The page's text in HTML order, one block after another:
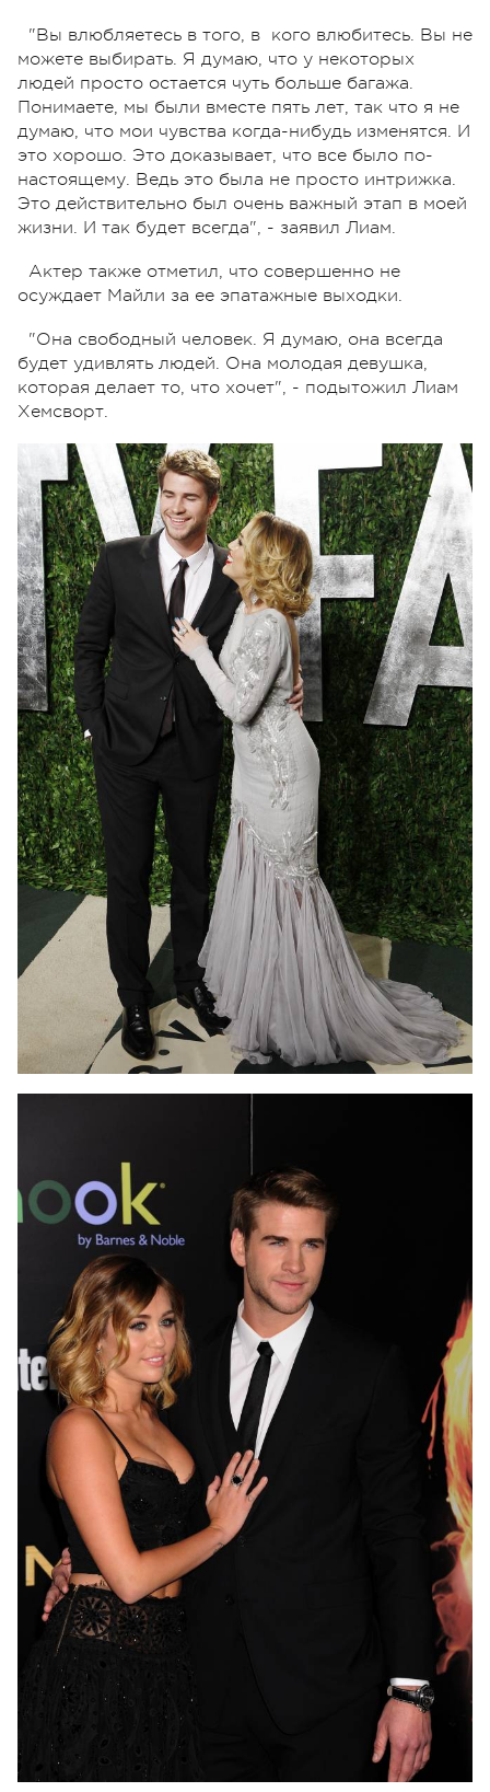
"Вы влюбляетесь в того, в кого влюбитесь. Вы не
можете выбирать. Я думаю, что у некоторых
людей просто остается чуть больше багажа.
Понимаете, мы были вместе пять лет, так что я не
думаю, что мои чувства когда-нибудь изменятся. И
это хорошо. Это доказывает, что все было по-
настоящему. Ведь это была не просто интрижка.
Это действительно был очень важный этап в моей
жизни. И так будет всегда", - заявил Лиам.
Актер также отметил, что совершенно не
осуждает Майли за ее эпатажные выходки.
"Она свободный человек. Я думаю, она всегда
будет удивлять людей. Она молодая девушка,
которая делает то, что хочет", - подытожил Лиам
Хемсворт.